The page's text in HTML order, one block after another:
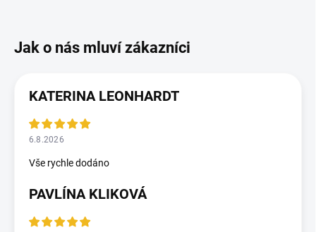
KATERINA LEONHARDT
6.8.2026
Vše rychle dodáno
PAVLÍNA KLIKOVÁ